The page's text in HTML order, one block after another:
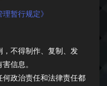
暂行规定》
，不得制作、复制、发
信息。
政治责任和法律责任都